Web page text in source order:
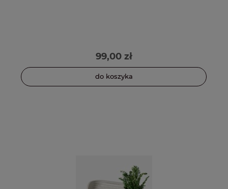
99,00 zł
do koszyka